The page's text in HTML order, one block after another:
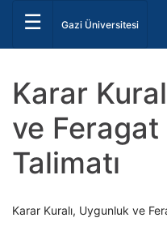
☰ Gazi Üniversitesi
Karar
ve Feragat
Talimatı
Karar Kuralı, Uygunluk ve